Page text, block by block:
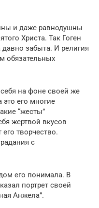
и даже равнодушны
Христа. Так Гоген
давно забыта. И религия
обязательных
на фоне своей же
его многие
“жесты”
жертвой вкусов
творчество.
с
его понимала. В
портрет своей
Анжела”.